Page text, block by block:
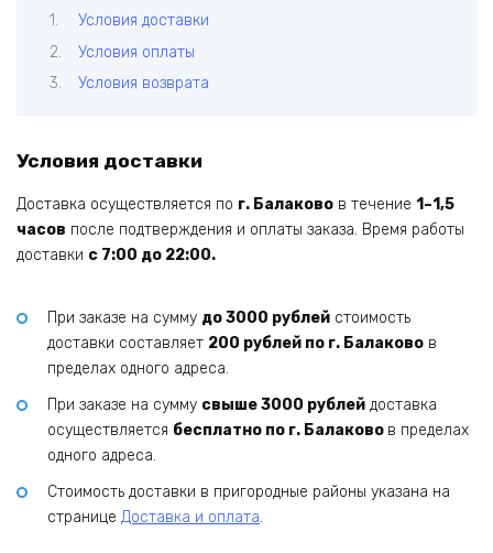
Условия доставки
Условия оплаты
Условия возврата
Условия доставки
Доставка осуществляется по г. Балаково в течение 1–1,5
часов после подтверждения и оплаты заказа. Время работы
доставки с 7:00 до 22:00.
При заказе на сумму до 3000 рублей стоимость
доставки составляет 200 рублей по г. Балаково в
пределах одного адреса.
При заказе на сумму свыше 3000 рублей доставка
осуществляется бесплатно по г. Балаково в пределах
одного адреса.
Стоимость доставки в пригородные районы указана на
странице Доставка и оплата.